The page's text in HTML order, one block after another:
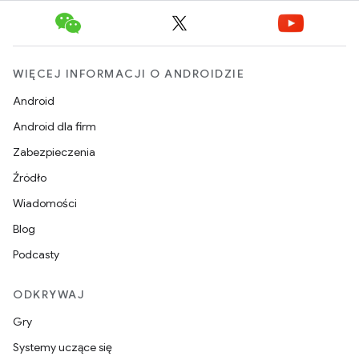
WIĘCEJ INFORMACJI O ANDROIDZIE
Android
Android dla firm
Zabezpieczenia
Źródło
Wiadomości
Blog
Podcasty
ODKRYWAJ
Gry
Systemy uczące się